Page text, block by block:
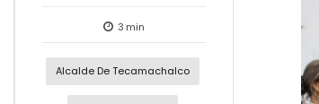
3 min
Alcalde De Tecamachalco